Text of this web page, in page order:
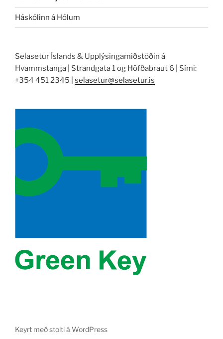
Háskólinn á Hólum
Selasetur Íslands & Upplýsingamiðstöðin á
Hvammstanga | Strandgata 1 og Höfðabraut 6 | Sími:
+354 451 2345 | selasetur@selasetur.is
Keyrt með stolti á WordPress